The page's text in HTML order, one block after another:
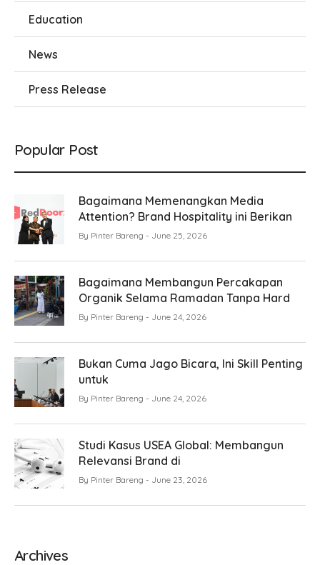
Education
News
Press Release
Popular Post
Bagaimana Memenangkan Media
Attention? Brand Hospitality ini Berikan
By Pinter Bareng June 25, 2026
Bagaimana Membangun Percakapan
Organik Selama Ramadan Tanpa Hard
By Pinter Bareng June 24, 2026
Bukan Cuma Jago Bicara, Ini Skill Penting
untuk
By Pinter Bareng June 24, 2026
Studi Kasus USEA Global: Membangun
Relevansi Brand di
By Pinter Bareng June 23, 2026
Archives